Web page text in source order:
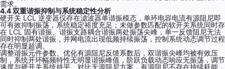
需求。
4.4 双重谐振抑制与系统稳定性分析
硬开关 LCL 逆变器仅存在滤波器单谐振模态，单环电容电流有源阻尼即
可有效抑制振荡，系统稳定裕度充足；未做参数匹配的软开关系统同时存
在 LCL 固有谐振、谐振支路耦合谐振两处振荡尖峰，单一反馈阻尼无法
同时抑制两处谐振，并网电流出现低频持续振荡，控制系统动态调节过程
存在明显超调。
调整谐振元件参数、优化有源阻尼反馈系数后，双谐振尖峰均被有效压
制，系统开环幅频特性无明显谐振峰值，阶跃负载动态响应无振荡，调节
速度与硬开关系统持平。对比无源阻尼方案，有源阻尼不存在持续耗能，